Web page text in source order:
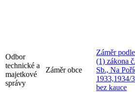
Odbor
technické a
majetkové
správy
Záměr obce
Záměr
(1) zákona
Sb., Na
1933,1934/
bez kauce